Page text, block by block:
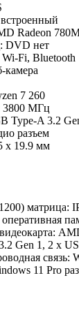
встроенный
Radeon
DVD нет
Wi-Fi, Bluetooth
камера
7 260
3800 МГц
Type-A 3.2
разъем
x 19.9 мм
матрица:
Gen 1, 2 x
связь:
11 Pro